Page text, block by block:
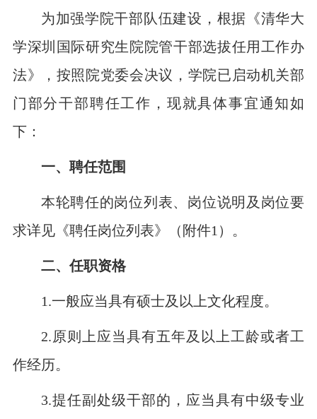
为加强学院干部队伍建设，根据《清华大
学深圳国际研究生院院管干部选拔任用工作办
法》，按照院党委会决议，学院已启动机关部
门部分干部聘任工作，现就具体事宜通知如
下：
一、聘任范围
本轮聘任的岗位列表、岗位说明及岗位要
求详见《聘任岗位列表》（附件1）。
二、任职资格
1.一般应当具有硕士及以上文化程度。
2.原则上应当具有五年及以上工龄或者工
作经历。
3.提任副处级干部的，应当具有中级专业